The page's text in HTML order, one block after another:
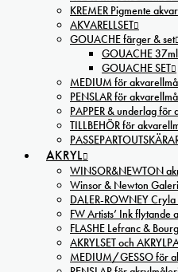
KREMER Pigmente
AKVARELLSET
GOUACHE färger & set
GOUACHE 37ml
GOUACHE SET
MEDIUM för
PENSLAR för
PAPPER & underlag för
TILLBEHÖR för
AKRYL
WINSOR&NEWTON
Winsor & Newton
DALER-ROWNEY
FW Artists’ Ink flytande
FLASHE Lefranc &
AKRYLSET och
MEDIUM/GESSO för